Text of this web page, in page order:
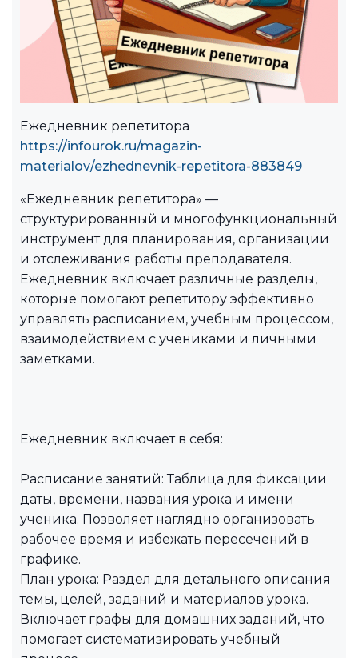
Ежедневник репетитора
https://infourok.ru/magazin-
materialov/ezhednevnik-repetitora-883849
«Ежедневник репетитора» —
структурированный и многофункциональный
инструмент для планирования, организации
и отслеживания работы преподавателя.
Ежедневник включает различные разделы,
которые помогают репетитору эффективно
управлять расписанием, учебным процессом,
взаимодействием с учениками и личными
заметками.
Ежедневник включает в себя:
Расписание занятий: Таблица для фиксации
даты, времени, названия урока и имени
ученика. Позволяет наглядно организовать
рабочее время и избежать пересечений в
графике.
План урока: Раздел для детального описания
темы, целей, заданий и материалов урока.
Включает графы для домашних заданий, что
помогает систематизировать учебный